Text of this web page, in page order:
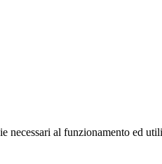
necessari al funzionamento ed